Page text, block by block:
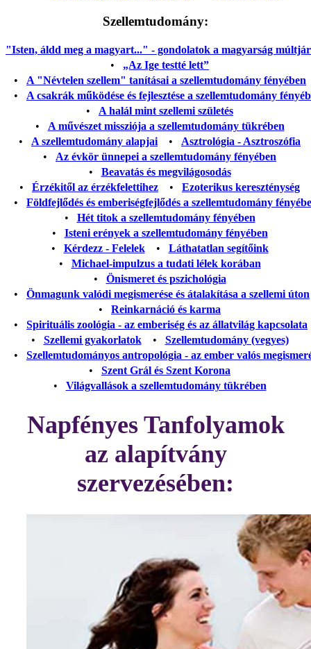
Szellemtudomány:
"Isten, áldd meg a magyart..." - gondolatok a magyarság
• „Az Ige testté lett”
• A "Névtelen szellem" tanításai a szellemtudomány fényében
• A csakrák működése és fejlesztése a szellemtudomány
• A halál mint szellemi születés
• A művészet missziója a szellemtudomány tükrében
• A szellemtudomány alapjai • Asztrológia - Asztroszófia
• Az évkör ünnepei a szellemtudomány fényében
• Beavatás és megvilágosodás
• Érzékitől az érzékfelettihez • Ezoterikus kereszténység
• Földfejlődés és emberiségfejlődés a szellemtudomány
• Hét titok a szellemtudomány fényében
• Isteni erények a szellemtudomány fényében
• Kérdezz - Felelek• Láthatatlan segítőink
• Michael-impulzus a tudati lélek korában
• Önismeret és pszichológia
• Önmagunk valódi megismerése és átalakítása a szellemi úton
• Reinkarnáció és karma
• Spirituális zoológia - az emberiség és az állatvilág kapcsolata
• Szellemi gyakorlatok• Szellemtudomány (vegyes)
• Szellemtudományos antropológia - az ember valós
• Szent Grál és Szent Korona
• Világvallások a szellemtudomány tükrében
Napfényes Tanfolyamok
az alapítvány
szervezésében: